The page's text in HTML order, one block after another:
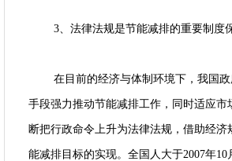
3、法律法规是节能减排的重要制度
在目前的经济与体制环境下，我国
手段强力推动节能减排工作，同时适应市
断把行政命令上升为法律法规，借助经济
能减排目标的实现。全国人大于2007年10